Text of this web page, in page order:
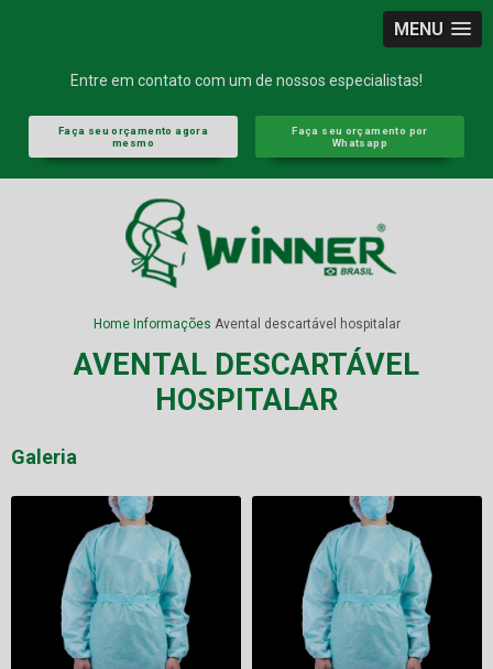
MENU
Entre em contato com um de nossos especialistas!
Faça seu orçamento agora
mesmo
Faça seu orçamento por
Whatsapp
Home Informações Avental descartável hospitalar
AVENTAL DESCARTÁVEL
HOSPITALAR
Galeria